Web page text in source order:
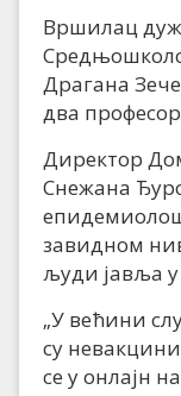
Вршилац
Драгана
два
Директор
Снежана
завидном
људи јавља
„У већини
су
се у онлајн